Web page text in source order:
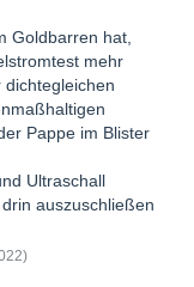
Goldbarren hat,
mehr
Pappe im Blister
Ultraschall
auszuschließen
)